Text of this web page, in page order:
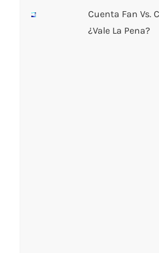
Cuenta Fan Vs.
¿Vale La Pena?